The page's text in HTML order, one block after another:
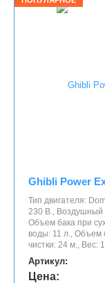
Ghibli Power
Тип двигателя:
230 В., Воздушный
Объем бака при
воды: 11 л., Объем
чистки: 24 м., Вес:
Артикул:
Цена: